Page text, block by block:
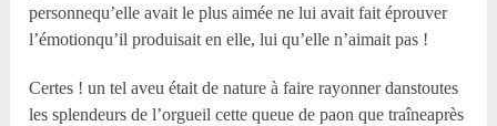
personnequ’elle avait le plus aimée ne lui avait fait éprouver
l’émotionqu’il produisait en elle, lui qu’elle n’aimait pas !
Certes ! un tel aveu était de nature à faire rayonner danstoutes
les splendeurs de l’orgueil cette queue de paon que traîneaprès